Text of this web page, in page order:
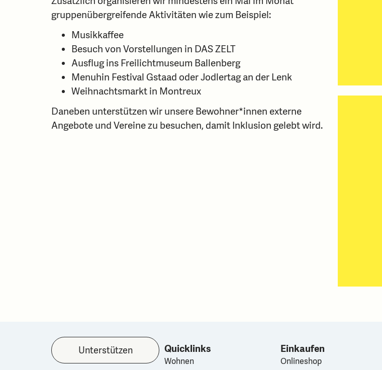
gruppenübergreifende Aktivitäten wie zum Beispiel:
Musikkaffee
Besuch von Vorstellungen in DAS ZELT
Ausflug ins Freilichtmuseum Ballenberg
Menuhin Festival Gstaad oder Jodlertag an der Lenk
Weihnachtsmarkt in Montreux
Daneben unterstützen wir unsere Bewohner*innen externe
Angebote und Vereine zu besuchen, damit Inklusion gelebt wird.
Unterstützen Quicklinks
Wohnen
Einkaufen
Onlineshop